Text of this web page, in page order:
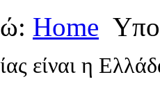
Home
είναι η